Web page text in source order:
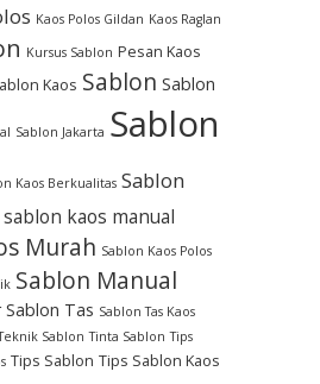
Kaos Polos Gildan Kaos Raglan
Kursus Sablon Pesan Kaos
Kaos Sablon Sablon
Sablon Jakarta Sablon
Kaos Berkualitas Sablon
sablon kaos manual
Murah Sablon Kaos Polos
Sablon Manual
Sablon Tas Sablon Tas Kaos
Sablon Tinta Sablon Tips
Tips Sablon Tips Sablon Kaos